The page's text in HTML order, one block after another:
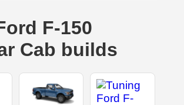
F-150
Cab builds